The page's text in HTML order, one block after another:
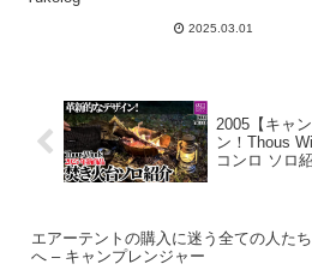
2025.03.01
ワ
2005【キャ
ン！Thous
コンロ ソロ
エアーテントの購入に迷う全ての人たち
へ – キャンプレンジャー